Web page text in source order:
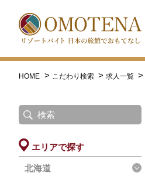
HOME こだわり検索 求人一覧
エリアで探す
北海道